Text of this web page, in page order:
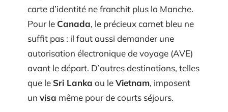
carte d’identité ne franchit plus la Manche.
Pour le Canada, le précieux carnet bleu ne
suffit pas : il faut aussi demander une
autorisation électronique de voyage (AVE)
avant le départ. D’autres destinations, telles
que le Sri Lanka ou leVietnam, imposent
un visa même pour de courts séjours.